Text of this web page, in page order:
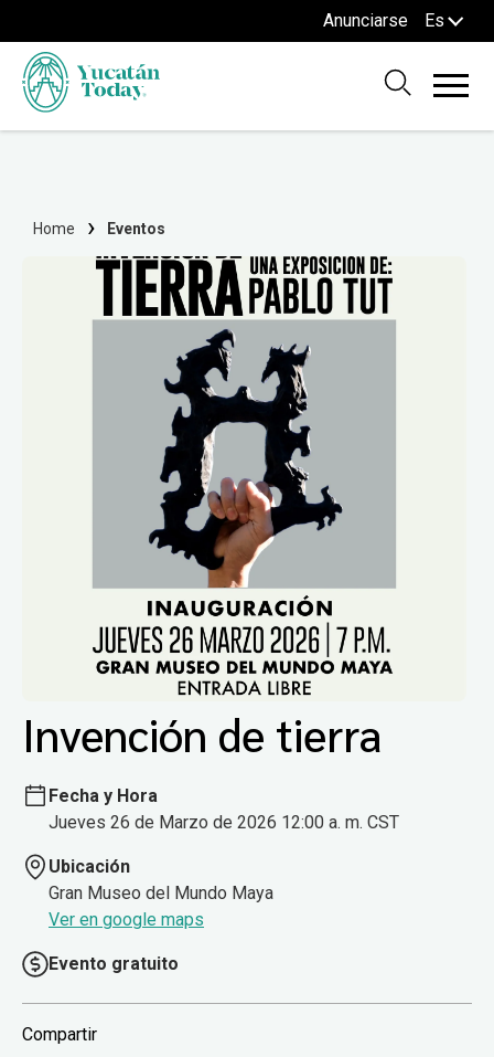
Anunciarse Es
Home Eventos
Invención de tierra
Fecha y Hora
Jueves 26 de Marzo de 2026 12:00 a. m. CST
Ubicación
Gran Museo del Mundo Maya
Ver en google maps
Evento gratuito
Compartir